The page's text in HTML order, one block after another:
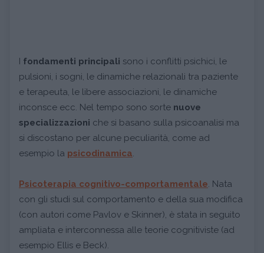
I fondamenti principali sono i conflitti psichici, le
pulsioni, i sogni, le dinamiche relazionali tra paziente
e terapeuta, le libere associazioni, le dinamiche
inconsce ecc. Nel tempo sono sorte nuove
specializzazioni che si basano sulla psicoanalisi ma
si discostano per alcune peculiarità, come ad
esempio la psicodinamica.
Psicoterapia cognitivo-comportamentale. Nata
con gli studi sul comportamento e della sua modifica
(con autori come Pavlov e Skinner), è stata in seguito
ampliata e interconnessa alle teorie cognitiviste (ad
esempio Ellis e Beck).